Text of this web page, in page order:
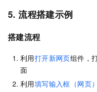
5. 流程搭建示例
搭建流程
利用打开新网页组件，
面
利用填写输入框（网页